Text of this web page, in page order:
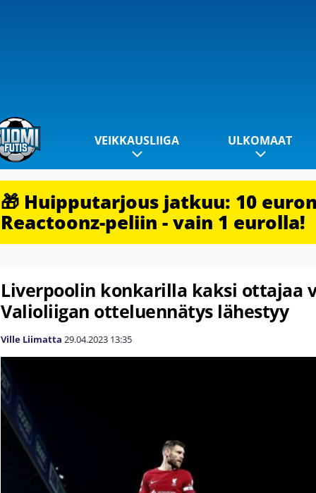
VEIKKAUSLIIGA ULKOMAAT
🎁 Huipputarjous jatkuu: 10
Reactoonz-peliin - vain 1 eurolla!
Liverpoolin konkarilla kaksi ottajaa
Valioliigan otteluennätys lähestyy
Ville Liimatta 29.04.2023 13:35